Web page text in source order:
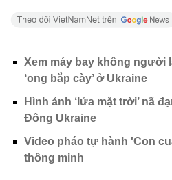
Xem máy bay không người
‘ong bắp cày’ ở Ukraine
Hình ảnh ‘lửa mặt trời’ nã
Đông Ukraine
Video pháo tự hành 'Con
thông minh